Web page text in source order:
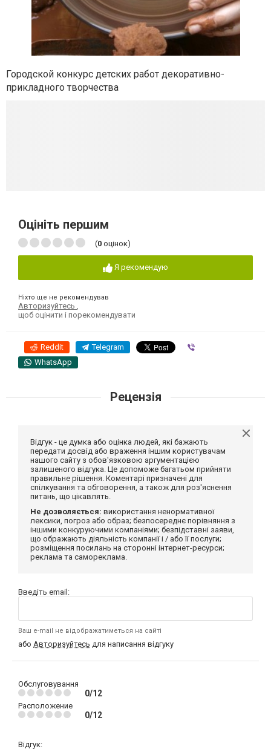
Городской конкурс детских работ декоративно-
прикладного творчества
Оцініть першим
(0 оцінок)
Я рекомендую
Ніхто ще не рекомендував
Авторизуйтесь
щоб оцінити і порекомендувати
Reddit Telegram
WhatsApp
Рецензія
Відгук - це думка або оцінка людей, які бажають
передати досвід або враження іншим користувачам
нашого сайту з обов'язковою аргументацією
залишеного відгука. Це допоможе багатьом прийняти
правильне рішення. Коментарі призначені для
спілкування та обговорення, а також для роз'яснення
питань, що цікавлять.
Не дозволяється: використання ненормативної
лексики, погроз або образ; безпосереднє порівняння з
іншими конкуруючими компаніями; безпідставні заяви,
що ображають діяльність компанії і / або її послуги;
розміщення посилань на сторонні інтернет-ресурси;
реклама та самореклама.
Введіть email:
Ваш e-mail не відображатиметься на сайті
або Авторизуйтесь для написання відгуку
Обслуговування
0/12
Расположение
0/12
Відгук: